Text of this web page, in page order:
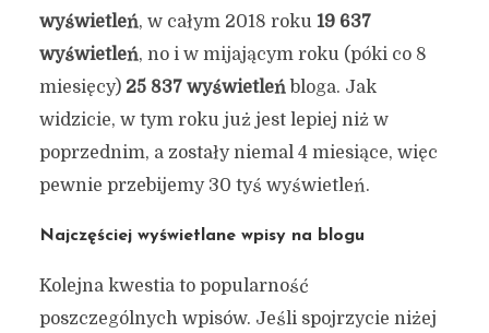
wyświetleń, w całym 2018 roku 19 637
wyświetleń, no i w mijającym roku (póki co 8
miesięcy) 25 837 wyświetleń bloga. Jak
widzicie, w tym roku już jest lepiej niż w
poprzednim, a zostały niemal 4 miesiące, więc
pewnie przebijemy 30 tyś wyświetleń.
Najczęściej wyświetlane wpisy na blogu
Kolejna kwestia to popularność
poszczególnych wpisów. Jeśli spojrzycie niżej